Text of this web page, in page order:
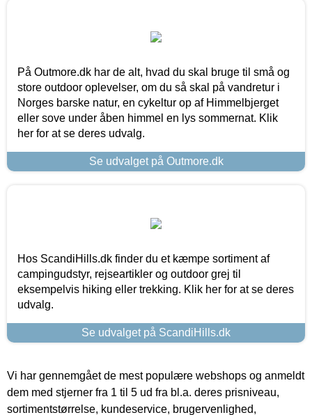
På Outmore.dk har de alt, hvad du skal bruge til små og
store outdoor oplevelser, om du så skal på vandretur i
Norges barske natur, en cykeltur op af Himmelbjerget
eller sove under åben himmel en lys sommernat. Klik
her for at se deres udvalg.
Se udvalget på Outmore.dk
Hos ScandiHills.dk finder du et kæmpe sortiment af
campingudstyr, rejseartikler og outdoor grej til
eksempelvis hiking eller trekking. Klik her for at se deres
udvalg.
Se udvalget på ScandiHills.dk
Vi har gennemgået de mest populære webshops og anmeldt
dem med stjerner fra 1 til 5 ud fra bl.a. deres prisniveau,
sortimentstørrelse, kundeservice, brugervenlighed,